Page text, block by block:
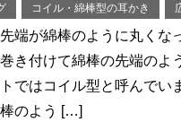
コイル・綿棒型の耳かき
端が綿棒のように丸くな
き付けて綿棒の先端のよ
ではコイル型と呼んでい
のよう […]